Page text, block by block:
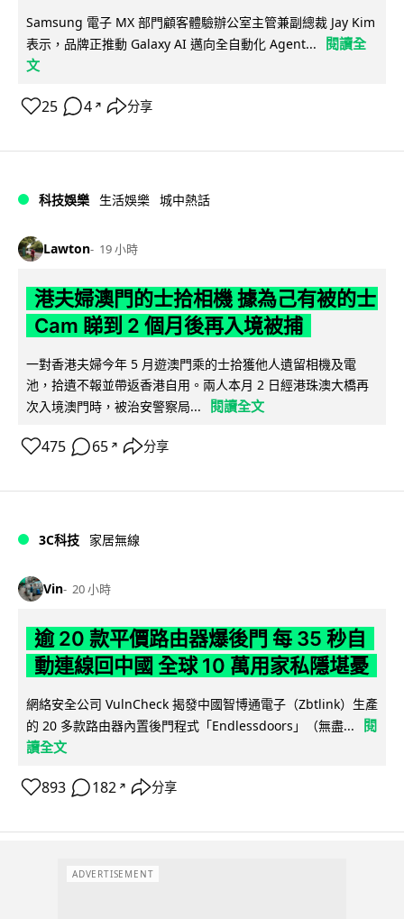
Samsung 電子 MX 部門顧客體驗辦公室主管兼副總裁 Jay Kim
表示，品牌正推動 Galaxy AI 邁向全自動化 Agent...
閱讀全
文
25 4 ↗ 分享
科技娛樂 生活娛樂 城中熱話
Lawton 19 小時
港夫婦澳門的士拾相機 據為己有被的士
Cam 睇到 2 個月後再入境被捕
一對香港夫婦今年 5 月遊澳門乘的士拾獲他人遺留相機及電
池，拾遺不報並帶返香港自用。兩人本月 2 日經港珠澳大橋再
次入境澳門時，被治安警察局...
閱讀全文
475 65 ↗ 分享
3C科技 家居無線
Vin 20 小時
逾 20 款平價路由器爆後門 每 35 秒自
動連線回中國 全球 10 萬用家私隱堪憂
網絡安全公司 VulnCheck 揭發中國智博通電子（Zbtlink）生產
的 20 多款路由器內置後門程式「Endlessdoors」（無盡...
閱
讀全文
893 182 ↗ 分享
ADVERTISEMENT